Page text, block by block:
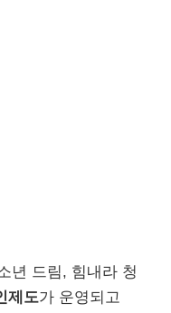
년 드림, 힘내라 청
제도가 운영되고